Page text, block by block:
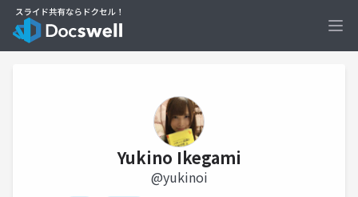
Yukino Ikegami
@yukinoi